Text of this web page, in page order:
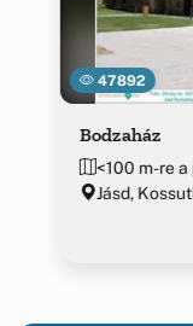
47892
Bodzaház
<100 m-re
Jásd,